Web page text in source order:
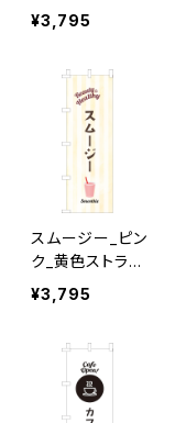
旗
¥3,795
スムージー_ピン
ク_黄色ストライ
プ のぼり旗
¥3,795